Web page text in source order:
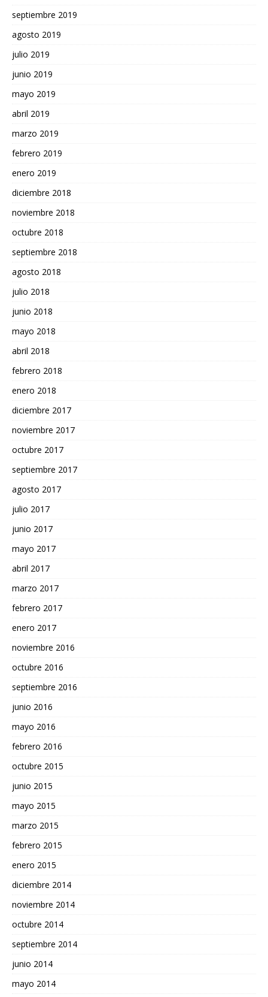
septiembre 2019
agosto 2019
julio 2019
junio 2019
mayo 2019
abril 2019
marzo 2019
febrero 2019
enero 2019
diciembre 2018
noviembre 2018
octubre 2018
septiembre 2018
agosto 2018
julio 2018
junio 2018
mayo 2018
abril 2018
febrero 2018
enero 2018
diciembre 2017
noviembre 2017
octubre 2017
septiembre 2017
agosto 2017
julio 2017
junio 2017
mayo 2017
abril 2017
marzo 2017
febrero 2017
enero 2017
noviembre 2016
octubre 2016
septiembre 2016
junio 2016
mayo 2016
febrero 2016
octubre 2015
junio 2015
mayo 2015
marzo 2015
febrero 2015
enero 2015
diciembre 2014
noviembre 2014
octubre 2014
septiembre 2014
junio 2014
mayo 2014